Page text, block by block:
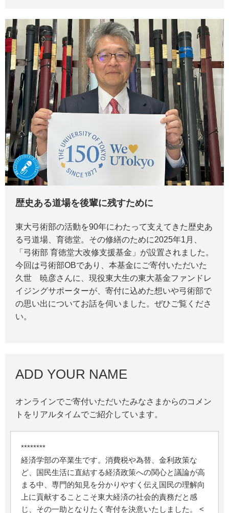
歴史ある道場を後輩に残すために
東大弓術部の活動を90年にわたって支えてきた歴史あ
る弓道場、育徳堂。その修繕のために2025年1月、
「弓術部 育徳堂大改修支援基金」が設置されました。
今回は弓術部OBであり、本基金にご寄付いただいた
久世 暁彦さんに、現役東大生の東大基金ファンドレ
イジングサポーターが、寄付に込めた想いや弓術部で
の思い出についてお話を伺いました。ぜひご覧くださ
い。
ADD YOUR NAME
オンラインでご寄付いただいたみなさまからのコメン
トをリアルタイムでご紹介しています。
********
経済学部の卒業生です。消費税や為替、金利政策な
ど、国民生活に直結する経済政策への関心と議論が高
まる中、専門的知見を分かりやすく伝え国民の理解向
上に貢献することこそ東大経済の社会的責務だと感
じ、その一助となりたく寄付を決意いたしました。 <